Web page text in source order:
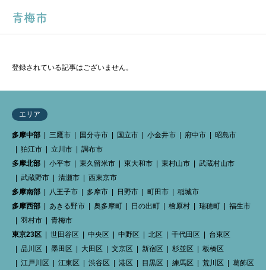
青梅市
登録されている記事はございません。
エリア
多摩中部 三鷹市 国分寺市 国立市 小金井市 府中市
昭島市
狛江市
立川市
調布市
多摩北部
小平市 東久留米市 東大和市 東村山市
武蔵村山市
武蔵野市
清瀬市
西東京市
多摩南部
八王子市 多摩市 日野市 町田市
稲城市
多摩西部
あきる野市 奥多摩町 日の出町 檜原村 瑞穂町
福生市
羽村市
青梅市
東京23区
世田谷区 中央区 中野区 北区 千代田区
台東区
品川区
墨田区 大田区 文京区 新宿区 杉並区
板橋区
江戸川区
江東区 渋谷区 港区 目黒区 練馬区 荒川区
葛飾区